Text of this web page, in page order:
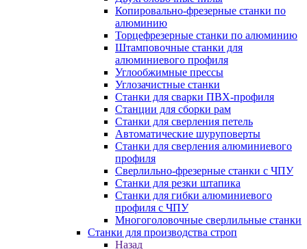
Копировально-фрезерные станки по
алюминию
Торцефрезерные станки по алюминию
Штамповочные станки для
алюминиевого профиля
Углообжимные прессы
Углозачистные станки
Станки для сварки ПВХ-профиля
Станции для сборки рам
Станки для сверления петель
Автоматические шуруповерты
Станки для сверления алюминиевого
профиля
Сверлильно-фрезерные станки с ЧПУ
Станки для резки штапика
Станки для гибки алюминиевого
профиля с ЧПУ
Многоголовочные сверлильные станки
Станки для производства строп
Назад